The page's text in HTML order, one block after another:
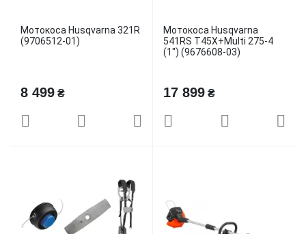
Мотокоса Husqvarna 321R
(9706512-01)
8 499₴
Мотокоса Husqvarna
541RS T45X+Multi 275-4
(1") (9676608-03)
17 899₴